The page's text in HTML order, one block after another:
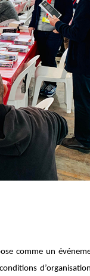
comme un